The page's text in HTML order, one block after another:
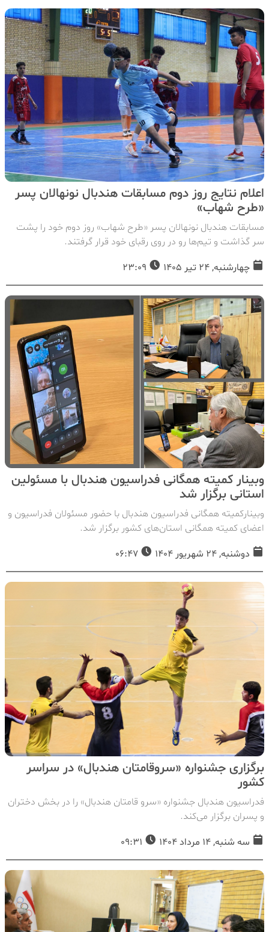
اعلام نتایج روز دوم مسابقات هندبال نونهالان پسر
«طرح شهاب»
مسابقات هندبال نونهالان پسر «طرح شهاب» روز دوم خود را پشت
سر گذاشت و تیم‌ها رو در روی رقبای خود قرار گرفتند.
چهارشنبه, 24 تیر 1405
وبینار کمیته همگانی فدراسیون هندبال با مسئولین
استانی برگزار شد
وبینارکمیته همگانی فدراسیون هندبال با حضور مسئولان فدراسیون و
اعضای کمیته همگانی استان‌های کشور برگزار شد.
دوشنبه, 24 شهریور 1404
برگزاری جشنواره «سروقامتان هندبال» در سراسر
کشور
فدراسیون هندبال جشنواره «سرو قامتان هندبال» را در بخش دختران
و پسران برگزار می‌کند.
سه شنبه, 14 مرداد 1404